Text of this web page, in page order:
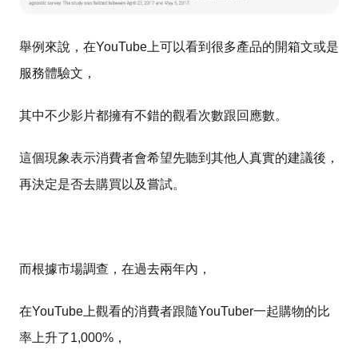
舉例來說，在YouTube上可以看到很多產品的開箱文或是
服務體驗文，
其中不少影片都擁有不錯的觀看次數跟回應數。
這個現象表示消費者會希望先聽到其他人真實的建議後，
再決定是否去購買以及嘗試。
而根據市場調查，在過去兩年內，
在YouTube上觀看的消費者跟隨YouTuber一起購物的比
率上升了1,000%，